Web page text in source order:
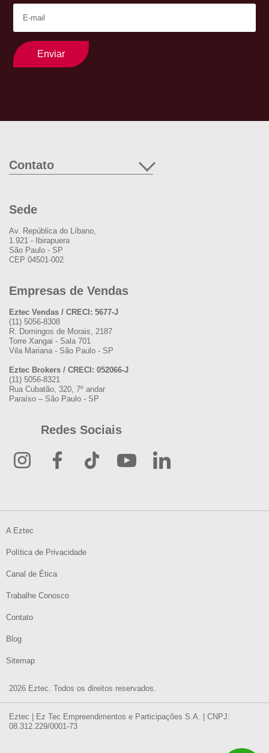
Enviar
Contato
Sede
Av. República do Líbano,
1.921 - Ibirapuera
São Paulo - SP
CEP 04501-002
Empresas de Vendas
Eztec Vendas / CRECI: 5677-J
(11) 5056-8308
R. Domingos de Morais, 2187
Torre Xangai - Sala 701
Vila Mariana - São Paulo - SP
Eztec Brokers / CRECI: 052066-J
(11) 5056-8321
Rua Cubatão, 320, 7º andar
Paraíso – São Paulo - SP
Redes Sociais
2026 Eztec. Todos os direitos reservados.
A Eztec
Política de Privacidade
Canal de Ética
Trabalhe Conosco
Contato
Blog
Sitemap
Eztec | Ez Tec Empreendimentos e Participações S.A. | CNPJ:
08.312.229/0001-73